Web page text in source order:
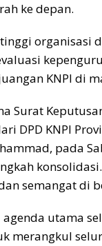
ke depan.
organisasi
KNPI di
Surat
DPD KNPI
pada
semangat di
utama
merangkul